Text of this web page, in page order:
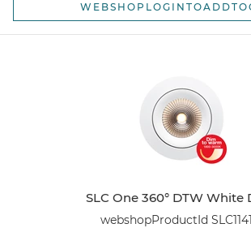
SLC One 360° DTW White
webshopProductId